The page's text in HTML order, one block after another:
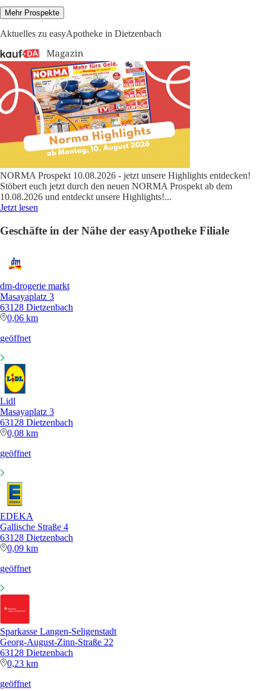
Mehr Prospekte
Aktuelles zu easyApotheke in Dietzenbach
NORMA Prospekt 10.08.2026 - jetzt unsere Highlights entdecken!
Stöbert euch jetzt durch den neuen NORMA Prospekt ab dem
10.08.2026 und entdeckt unsere Highlights!...
Jetzt lesen
Geschäfte in der Nähe der easyApotheke Filiale
dm-drogerie markt
Masayaplatz 3
63128 Dietzenbach
0,06 km
geöffnet
Lidl
Masayaplatz 3
63128 Dietzenbach
0,08 km
geöffnet
EDEKA
Gallische Straße 4
63128 Dietzenbach
0,09 km
geöffnet
Sparkasse Langen-Seligenstadt
Georg-August-Zinn-Straße 22
63128 Dietzenbach
0,23 km
geöffnet